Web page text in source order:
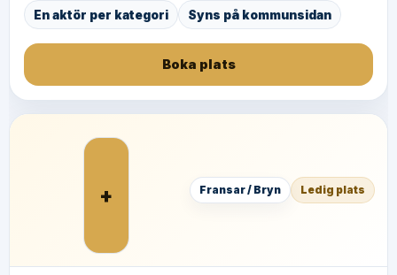
En aktör per kategori Syns på kommunsidan
Boka plats
+ Fransar / Bryn Ledig plats